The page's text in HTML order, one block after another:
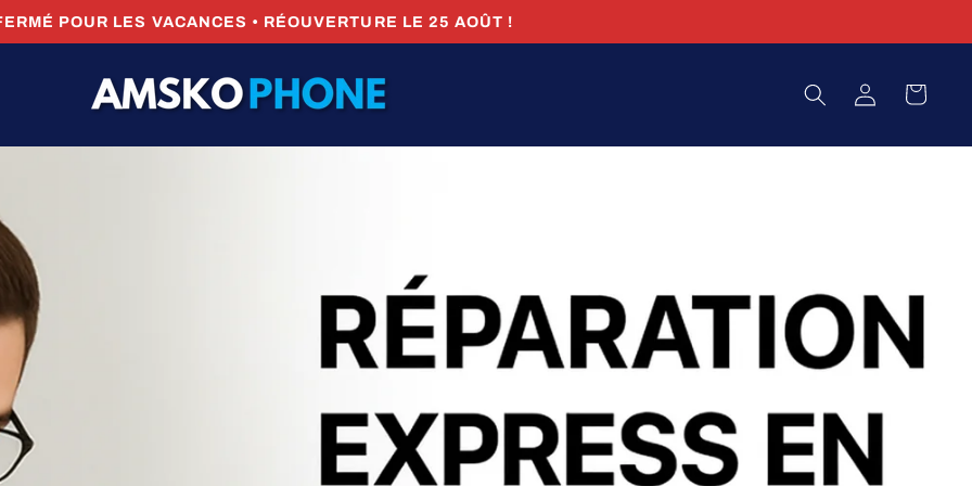
POUR LES VACANCES • RÉOUVERTURE LE 25 AOÛT !
ConnexionPanier